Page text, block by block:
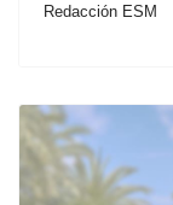
Redacción ESM